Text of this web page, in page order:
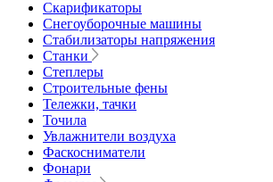
Скарификаторы
Снегоуборочные машины
Стабилизаторы напряжения
Станки
Степлеры
Строительные фены
Тележки, тачки
Точила
Увлажнители воздуха
Фаскосниматели
Фонари